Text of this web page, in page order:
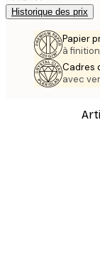
Historique des prix
Papier
à
Cadres
avec